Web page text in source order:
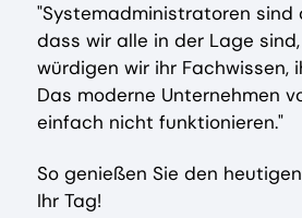
"Systemadministratoren
dass wir alle in der Lage
würdigen wir ihr Fachwissen,
Das moderne Unternehmen
einfach nicht funktionieren."
So genießen Sie den
Ihr Tag!